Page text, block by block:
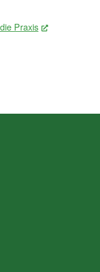
Praxis (External